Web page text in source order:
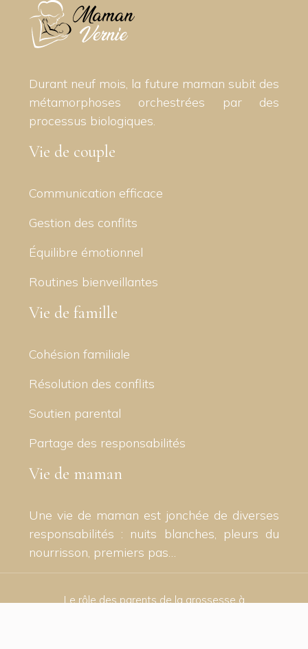
Durant neuf mois, la future maman subit des
métamorphoses orchestrées par des
processus biologiques.
Vie de couple
Communication efficace
Gestion des conflits
Équilibre émotionnel
Routines bienveillantes
Vie de famille
Cohésion familiale
Résolution des conflits
Soutien parental
Partage des responsabilités
Vie de maman
Une vie de maman est jonchée de diverses
responsabilités : nuits blanches, pleurs du
nourrisson, premiers pas…
Le rôle des parents de la grossesse à